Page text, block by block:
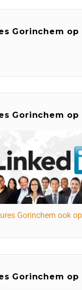
Gorinchem op
Gorinchem op
Gorinchem ook
Gorinchem op